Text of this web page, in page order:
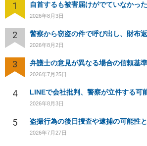
1 自首するも被害届けがでていなかっ
2026年8月3日
2 警察から窃盗の件で呼び出し、財布
2026年8月2日
3
2026年7月25日
4 LINEで会社批判、警察が立件する可
2026年8月3日
5 盗撮行為の後日捜査や逮捕の可能性
2026年7月27日